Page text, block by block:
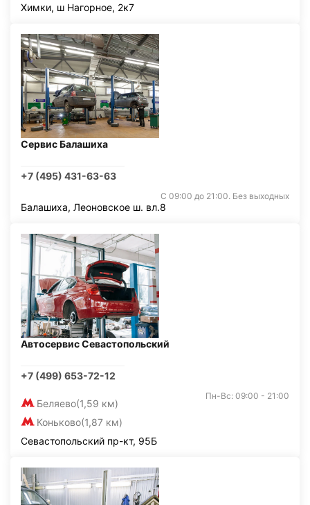
Химки, ш Нагорное, 2к7
Сервис Балашиха
+7 (495) 431-63-63
С 09:00 до 21:00. Без выходных
Балашиха, Леоновское ш. вл.8
Автосервис Севастопольский
+7 (499) 653-72-12
Беляево(1,59 км)
Коньково(1,87 км)
Пн-Вс: 09:00 - 21:00
Севастопольский пр-кт, 95Б